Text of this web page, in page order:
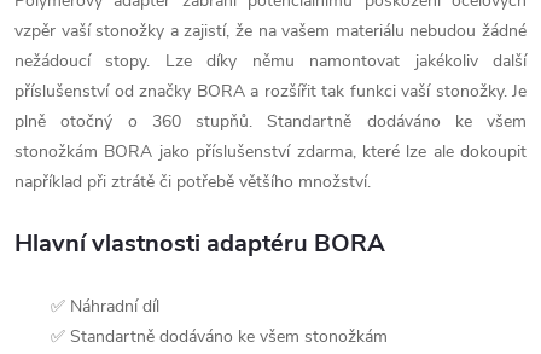
vzpěr vaší stonožky a zajistí, že na vašem materiálu nebudou žádné
nežádoucí stopy. Lze díky němu namontovat jakékoliv další
příslušenství od značky BORA a rozšířit tak funkci vaší stonožky. Je
plně otočný o 360 stupňů. Standartně dodáváno ke všem
stonožkám BORA jako příslušenství zdarma, které lze ale dokoupit
například při ztrátě či potřebě většího množství.
Hlavní vlastnosti adaptéru BORA
✅ Náhradní díl
✅ Standartně dodáváno ke všem stonožkám